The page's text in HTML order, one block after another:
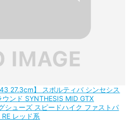
27.3cm】 スポルティバ シンセシス
ンド SYNTHESIS MID GTX
シューズ スピードハイク ファストパ
レッド系